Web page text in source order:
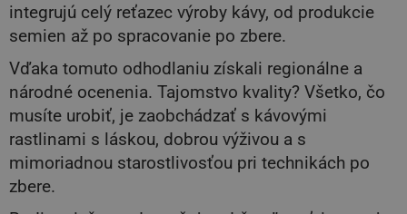
integrujú celý reťazec výroby kávy, od produkcie
semien až po spracovanie po zbere.
Vďaka tomuto odhodlaniu získali regionálne a
národné ocenenia. Tajomstvo kvality? Všetko, čo
musíte urobiť, je zaobchádzať s kávovými
rastlinami s láskou, dobrou výživou a s
mimoriadnou starostlivosťou pri technikách po
zbere.